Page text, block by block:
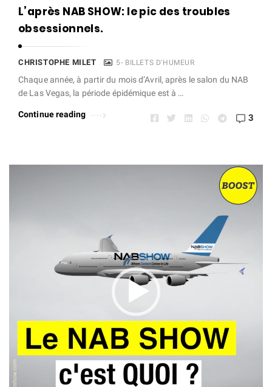
L’après NAB SHOW: le pic des troubles
obsessionnels.
CHRISTOPHE MILET 5- BILLETS D'HUMEUR
Chaque année, à partir du mois d’Avril, après le salon du NAB
de Las Vegas, la période épidémique est à …
Continue reading 3
o